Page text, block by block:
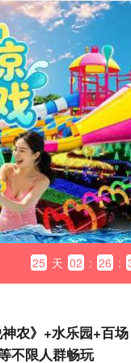
25 天 02 : 26 :
农》+水乐园+百场
不限人群畅玩